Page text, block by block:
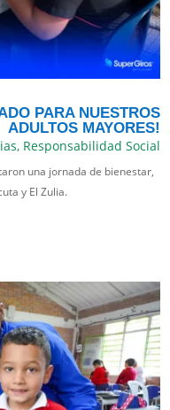
PARA NUESTROS
ADULTOS MAYORES!
, Responsabilidad Social
una jornada de bienestar,
y El Zulia.